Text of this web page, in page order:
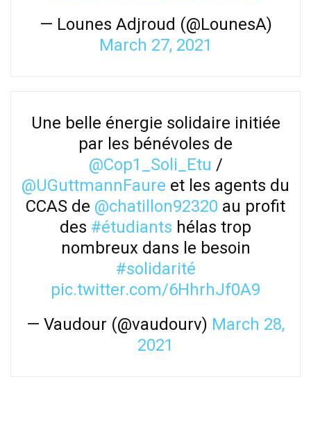
— Lounes Adjroud (@LounesA)
March 27, 2021
Une belle énergie solidaire initiée
par les bénévoles de
@Cop1_Soli_Etu /
@UGuttmannFaure et les agents du
CCAS de @chatillon92320 au profit
des #étudiants hélas trop
nombreux dans le besoin
#solidarité
pic.twitter.com/6HhrhJf0A9
— Vaudour (@vaudourv) March 28,
2021